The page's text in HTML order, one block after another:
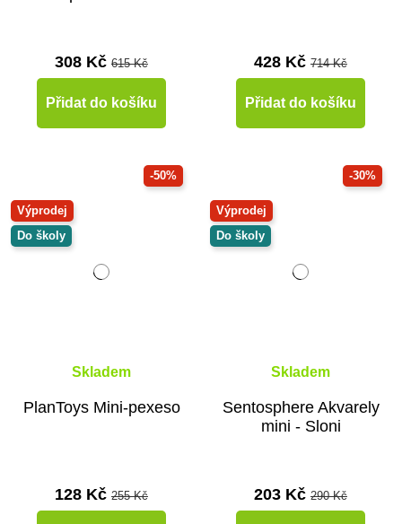
308 Kč 615 Kč
Přidat do košíku
428 Kč 714 Kč
Přidat do košíku
-50%
Výprodej
Do školy
Skladem
PlanToys Mini-pexeso
128 Kč 255 Kč
-30%
Výprodej
Do školy
Skladem
Sentosphere Akvarely
mini - Sloni
203 Kč 290 Kč